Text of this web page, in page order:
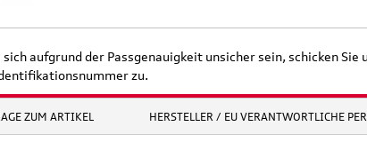
sich aufgrund der Passgenauigkeit unsicher sein, schicken
zu.
ZUM ARTIKEL HERSTELLER / EU VERANTWORTLICHE